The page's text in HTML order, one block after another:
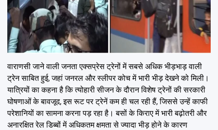
वाराणसी जाने वाली जनता एक्सप्रेस ट्रेनों में सबसे अधिक भीड़भाड़ वाली
ट्रेन साबित हुई, जहां जनरल और स्लीपर कोच में भारी भीड़ देखने को मिली।
यात्रियों का कहना है कि त्योहारी सीजन के दौरान विशेष ट्रेनों की सरकारी
घोषणाओं के बावजूद, इस रूट पर ट्रेनें कम ही चल रही हैं, जिससे उन्हें काफी
परेशानियों का सामना करना पड़ रहा है। बसों के किराए में भारी बढ़ोतरी और
अनारक्षित रेल डिब्बों में अधिकतम क्षमता से ज्यादा भीड़ होने के कारण